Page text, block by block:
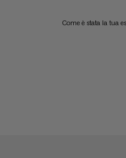
Come è stata la tua